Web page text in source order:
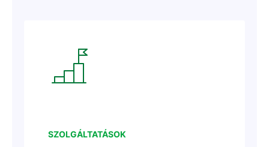
SZOLGÁLTATÁSOK
Új ablakban nyílik meg